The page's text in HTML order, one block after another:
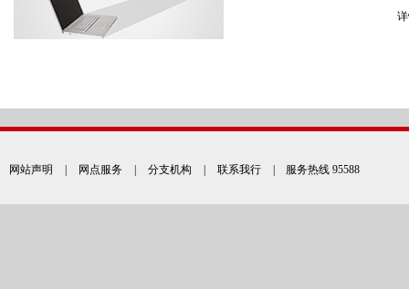
网站声明 网点服务 分支机构 联系我行 | 服务热线 95588